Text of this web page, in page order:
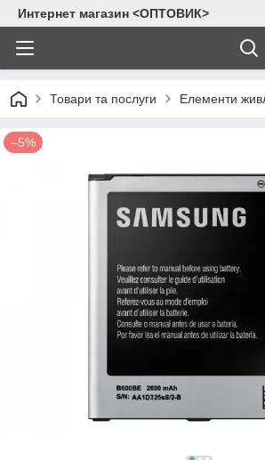
Интернет магазин <ОПТОВИК>
Товари та послуги Елементи
–5%